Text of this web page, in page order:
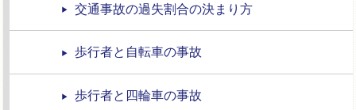
交通事故の過失割合の決まり方
歩行者と自転車の事故
歩行者と四輪車の事故